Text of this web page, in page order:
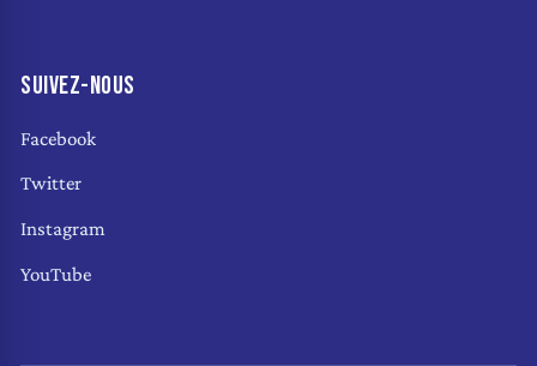
SUIVEZ-NOUS
Facebook
Twitter
Instagram
YouTube